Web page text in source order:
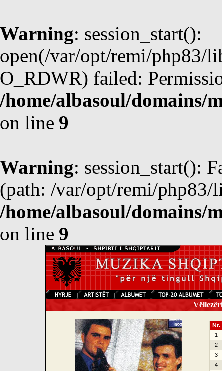
Warning: session_start():
open(/var/opt/remi/php83/
O_RDWR) failed:
/home/albasoul/domains/
on line 9
Warning: session_start():
(path: /var/opt/remi/php83/
/home/albasoul/domains/
on line 9
Nr.
1
2
3
4